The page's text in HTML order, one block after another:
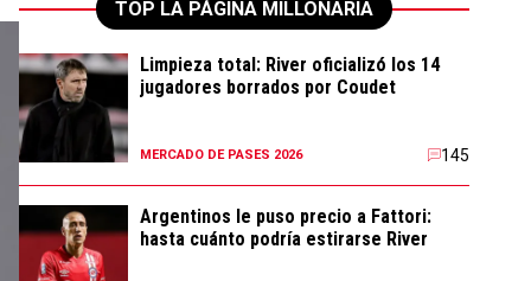
TOP LA PÁGINA MILLONARIA
Limpieza total: River oficializó los 14
jugadores borrados por Coudet
MERCADO DE PASES 2026 145
Argentinos le puso precio a Fattori:
hasta cuánto podría estirarse River